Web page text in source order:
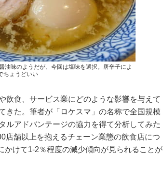
油味のようだが、今回は塩味を選択。唐辛子によ
ちょうどいい
飲食、サービス業にどのような影響を与えて
きた。筆者が「ロケスマ」の名称で全国規模
ルアドバンテージの協力を得て分析してみた
店舗以上を抱えるチェーン業態の飲食店につ
かけて1-2％程度の減少傾向が見られることが